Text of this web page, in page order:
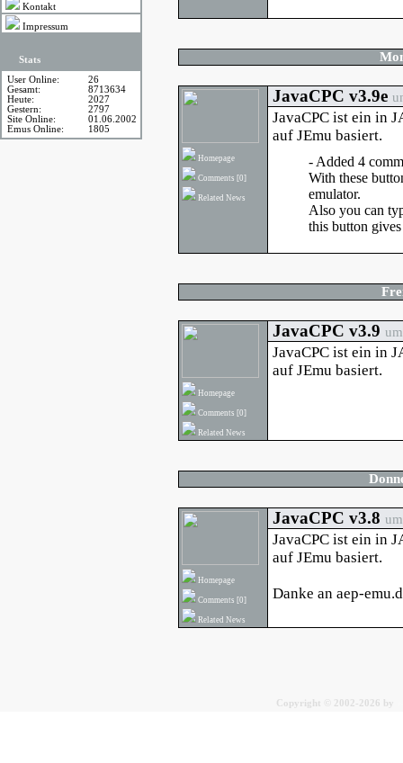
Kontakt
Impressum
Stats
User Online:
26
Gesamt:
8713634
Heute:
2027
Gestern:
2797
Site Online:
01.06.2002
Emus Online:
1805
Homepage
Comments [0]
Related News
JavaCPC v3.9e
JavaCPC ist ein in
auf JEmu basiert.
- Added 4
With these
emulator.
Also you can
this button
Homepage
Comments [0]
Related News
JavaCPC v3.9
JavaCPC ist ein in
auf JEmu basiert.
Homepage
Comments [0]
Related News
JavaCPC v3.8
JavaCPC ist ein in
auf JEmu basiert.
Danke an aep-
C opyright © 2002-2026 by